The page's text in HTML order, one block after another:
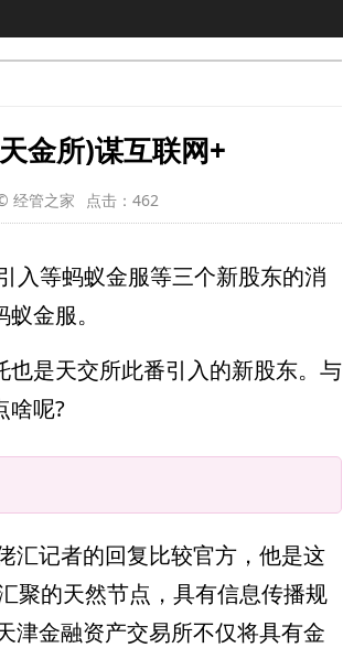
金所)谋互联网+
经管之家 点击： 462
入等蚂蚁金服等三个新股东的消
金服。
是天交所此番引入的新股东。与
啥呢?
汇记者的回复比较官方，他是这
聚的天然节点，具有信息传播规
津金融资产交易所不仅将具有金